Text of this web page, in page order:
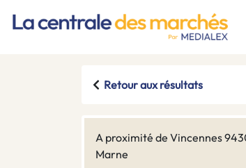
Retour aux résultats
A proximité de Vincennes
Marne